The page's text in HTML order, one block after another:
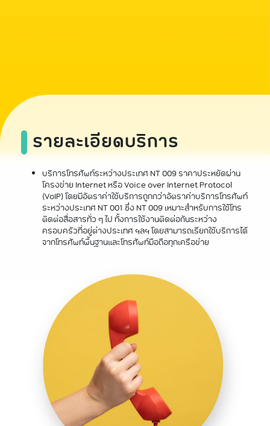
รายละเอียดบริการ
บริการโทรศัพท์ระหว่างประเทศ NT 009 ราคาประหยัดผ่าน
โครงข่าย Internet หรือ Voice over Internet Protocol
(VoIP) โดยมีอัตราค่าใช้บริการถูกกว่าอัตราค่าบริการโทรศัพท์
ระหว่างประเทศ NT 001 ซึ่ง NT 009 เหมาะสำหรับการใช้โทร
ติดต่อสื่อสารทั่ว ๆ ไป ทั้งการใช้งานติดต่อกันระหว่าง
ครอบครัวที่อยู่ต่างประเทศ ฯลฯ โดยสามารถเรียกใช้บริการได้
จากโทรศัพท์พื้นฐานและโทรศัพท์มือถือทุกเครือข่าย